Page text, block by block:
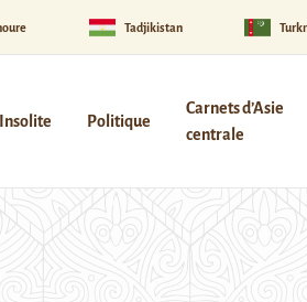
Tadjikistan
Insolite Politique
Carnets d’Asie
centrale